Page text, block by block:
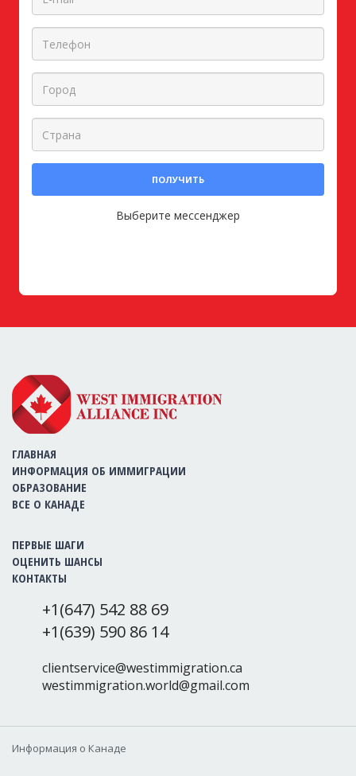
ПОЛУЧИТЬ
Выберите мессенджер
ГЛАВНАЯ
ИНФОРМАЦИЯ ОБ ИММИГРАЦИИ
ОБРАЗОВАНИЕ
ВСЕ О КАНАДЕ
ПЕРВЫЕ ШАГИ
ОЦЕНИТЬ ШАНСЫ
КОНТАКТЫ
+1(647) 542 88 69
+1(639) 590 86 14
clientservice@westimmigration.ca
westimmigration.world@gmail.com
Информация о Канаде